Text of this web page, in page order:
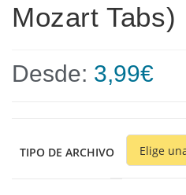
Mozart Tabs)
Desde: 3,99€
TIPO DE ARCHIVO